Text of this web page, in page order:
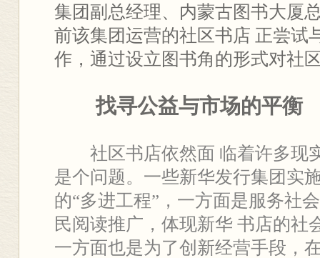
集团副总经理、内蒙古图书大厦
前该集团运营的社区书店 正尝试
作，通过设立图书角的形式对社
找寻公益与市场的平衡
社区书店依然面 临着许多现
是个问题。一些新华发行集团实
的“多进工程”，一方面是服务社
民阅读推广，体现新华 书店的社
一方面也是为了创新经营手段，